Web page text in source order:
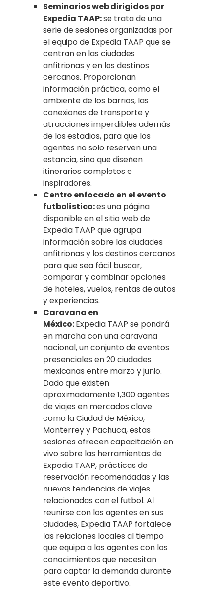
Seminarios web dirigidos por
Expedia TAAP:se trata de una
serie de sesiones organizadas por
el equipo de Expedia TAAP que se
centran en las ciudades
anfitrionas y en los destinos
cercanos. Proporcionan
información práctica, como el
ambiente de los barrios, las
conexiones de transporte y
atracciones imperdibles además
de los estadios, para que los
agentes no solo reserven una
estancia, sino que diseñen
itinerarios completos e
inspiradores.
Centro enfocado en el evento
futbolístico:es una página
disponible en el sitio web de
Expedia TAAP que agrupa
información sobre las ciudades
anfitrionas y los destinos cercanos
para que sea fácil buscar,
comparar y combinar opciones
de hoteles, vuelos, rentas de autos
y experiencias.
Caravana en
México:Expedia TAAP se pondrá
en marcha con una caravana
nacional, un conjunto de eventos
presenciales en 20 ciudades
mexicanas entre marzo y junio.
Dado que existen
aproximadamente 1,300 agentes
de viajes en mercados clave
como la Ciudad de México,
Monterrey y Pachuca, estas
sesiones ofrecen capacitación en
vivo sobre las herramientas de
Expedia TAAP, prácticas de
reservación recomendadas y las
nuevas tendencias de viajes
relacionadas con el futbol. Al
reunirse con los agentes en sus
ciudades, Expedia TAAP fortalece
las relaciones locales al tiempo
que equipa a los agentes con los
conocimientos que necesitan
para captar la demanda durante
este evento deportivo.